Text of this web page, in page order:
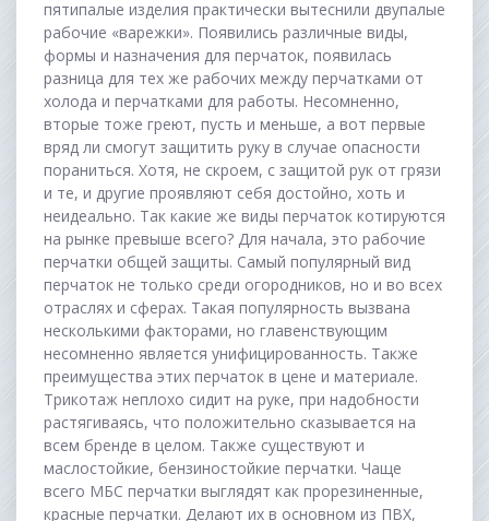
пятипалые изделия практически вытеснили двупалые
рабочие «варежки». Появились различные виды,
формы и назначения для перчаток, появилась
разница для тех же рабочих между перчатками от
холода и перчатками для работы. Несомненно,
вторые тоже греют, пусть и меньше, а вот первые
вряд ли смогут защитить руку в случае опасности
пораниться. Хотя, не скроем, с защитой рук от грязи
и те, и другие проявляют себя достойно, хоть и
неидеально. Так какие же виды перчаток котируются
на рынке превыше всего? Для начала, это рабочие
перчатки общей защиты. Самый популярный вид
перчаток не только среди огородников, но и во всех
отраслях и сферах. Такая популярность вызвана
несколькими факторами, но главенствующим
несомненно является унифицированность. Также
преимущества этих перчаток в цене и материале.
Трикотаж неплохо сидит на руке, при надобности
растягиваясь, что положительно сказывается на
всем бренде в целом. Также существуют и
маслостойкие, бензиностойкие перчатки. Чаще
всего МБС перчатки выглядят как прорезиненные,
красные перчатки. Делают их в основном из ПВХ,